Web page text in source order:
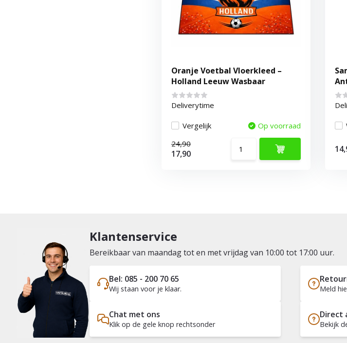
Oranje Voetbal Vloerkleed –
Holland Leeuw Wasbaar
Deliverytime
Vergelijk
Op voorraad
24,90
17,90
Klantenservice
Bereikbaar van maandag tot en met vrijdag van 10:00 tot 17:00 uur.
Bel: 085 - 200 70 65
Wij staan voor je klaar. Meld
Chat met ons
Klik op de gele knop rechtsonder
Direct
Bekijk